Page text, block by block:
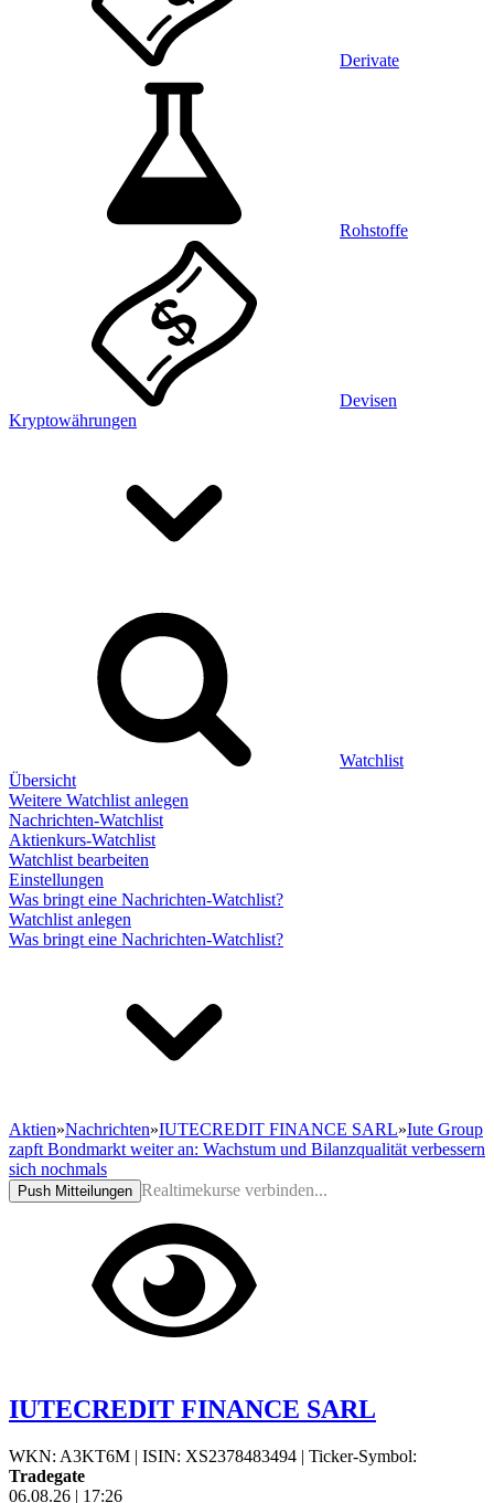
Derivate
Rohstoffe
Devisen
Kryptowährungen
Watchlist
Übersicht
Weitere Watchlist anlegen
Nachrichten-Watchlist
Aktienkurs-Watchlist
Watchlist bearbeiten
Einstellungen
Was bringt eine Nachrichten-Watchlist?
Watchlist anlegen
Was bringt eine Nachrichten-Watchlist?
Aktien»Nachrichten»IUTECREDIT FINANCE SARL»Iute Group
zapft Bondmarkt weiter an: Wachstum und Bilanzqualität verbessern
sich nochmals
Push Mitteilungen Realtimekurse verbinden...
IUTECREDIT FINANCE SARL
WKN: A3KT6M | ISIN: XS2378483494 | Ticker-Symbol:
Tradegate
06.08.26 | 17:26